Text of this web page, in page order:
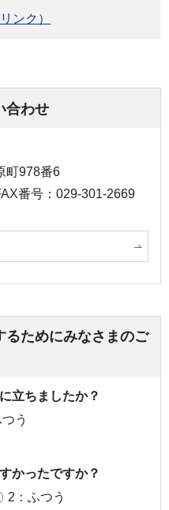
ンク）
合わせ
町978番6
番号：029-301-2669
るためにみなさまのご
立ちましたか？
う
かったですか？
2：ふつう